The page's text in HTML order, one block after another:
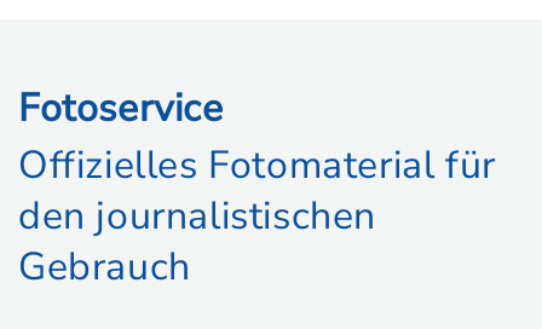
Fotoservice
Offizielles Fotomaterial für
den journalistischen
Gebrauch